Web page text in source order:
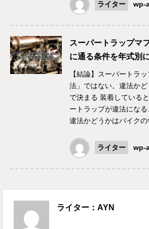
ライター wp-
スーパートラップマ
に通る条件を年式別
【結論】スーパートラ
法」ではない。違法か
で決まる 装着している
ートラップが違法になる
違法かどうかはバイク
ライター wp-
ライター：AYN